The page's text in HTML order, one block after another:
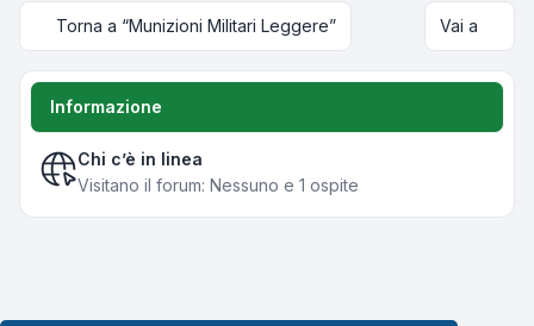
Torna a “Munizioni Militari Leggere” Vai a
Informazione
Chi c’è in linea
Visitano il forum: Nessuno e 1 ospite